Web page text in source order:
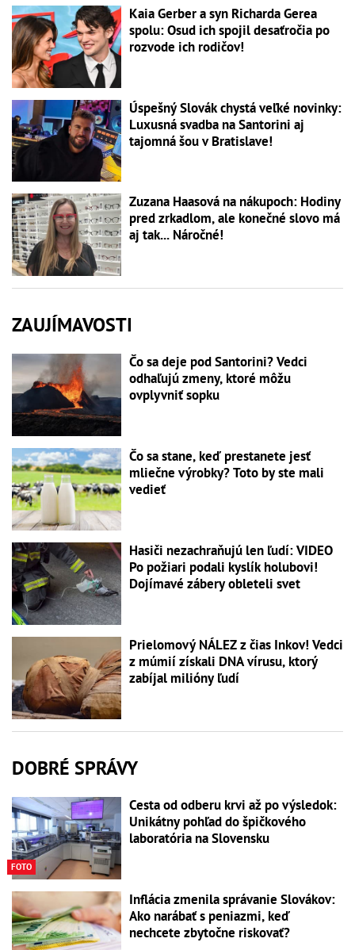
Kaia Gerber a syn Richarda Gerea
spolu: Osud ich spojil desaťročia po
rozvode ich rodičov!
Úspešný Slovák chystá veľké novinky:
Luxusná svadba na Santorini aj
tajomná šou v Bratislave!
Zuzana Haasová na nákupoch: Hodiny
pred zrkadlom, ale konečné slovo má
aj tak... Náročné!
ZAUJÍMAVOSTI
Čo sa deje pod Santorini? Vedci
odhaľujú zmeny, ktoré môžu
ovplyvniť sopku
Čo sa stane, keď prestanete jesť
mliečne výrobky? Toto by ste mali
vedieť
Hasiči nezachraňujú len ľudí: VIDEO
Po požiari podali kyslík holubovi!
Dojímavé zábery obleteli svet
Prielomový NÁLEZ z čias Inkov! Vedci
z múmií získali DNA vírusu, ktorý
zabíjal milióny ľudí
DOBRÉ SPRÁVY
FOTO
Cesta od odberu krvi až po výsledok:
Unikátny pohľad do špičkového
laboratória na Slovensku
Inflácia zmenila správanie Slovákov:
Ako narábať s peniazmi, keď
nechcete zbytočne riskovať?